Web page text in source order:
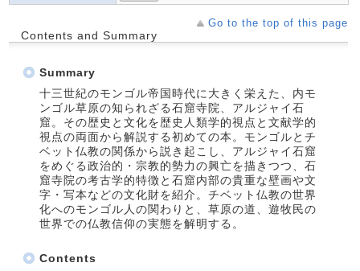
Go to the top of this page
Contents and Summary
Summary
十三世紀のモンゴル帝国時代に大きく栄えた、内モ
ンゴル草原の知られざる石窟寺院、アルジャイ石
窟。その歴史と文化を歴史人類学的視点と文献学的
視点の両面から解説する初めての本。モンゴルとチ
ベット仏教の関係から説き起こし、アルジャイ石窟
をめぐる政治的・宗教的勢力の興亡を描きつつ、石
窟寺院の考古学的特徴と石窟内部の貴重な壁画や文
字・写本などの文化財を紹介。チベット仏教の世界
化へのモンゴル人の関わりと、草原の道、遊牧民の
世界での仏教信仰の実態を解明する。
Contents